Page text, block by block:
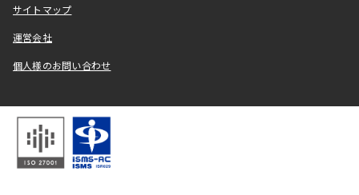
サイトマップ
運営会社
個人様のお問い合わせ